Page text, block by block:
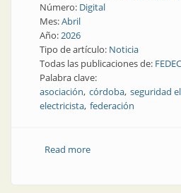
Número: Digital
Mes:Abril
Año:2026
Tipo de artículo: Noticia
Todas las publicaciones de:
Palabra clave:
asociación córdoba seguridad
electricista federación
Read moreabout Nuevas